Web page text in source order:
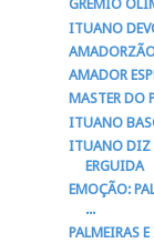
GRÊMIO
ITUANO
AMADOR
MASTER DO
ITUANO
ITUANO DIZ
ERGUIDA
EMOÇÃO:
...
PALMEIRAS